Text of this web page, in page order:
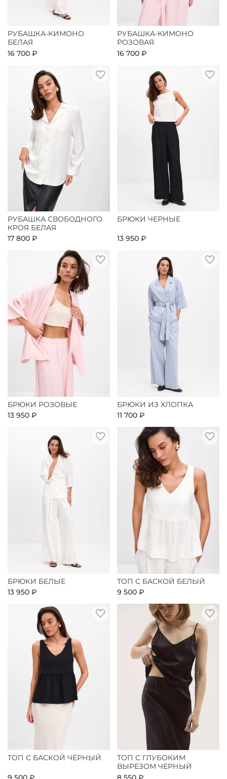
РУБАШКА-КИМОНО
БЕЛАЯ
16 700 ₽
РУБАШКА-КИМОНО
РОЗОВАЯ
16 700 ₽
РУБАШКА СВОБОДНОГО
КРОЯ БЕЛАЯ
17 800 ₽
БРЮКИ ЧЕРНЫЕ
13 950 ₽
БРЮКИ РОЗОВЫЕ
13 950 ₽
БРЮКИ ИЗ ХЛОПКА
11 700 ₽
БРЮКИ БЕЛЫЕ
13 950 ₽
ТОП С БАСКОЙ БЕЛЫЙ
9 500 ₽
ТОП С БАСКОЙ ЧЕРНЫЙ
ТОП С ГЛУБОКИМ
ВЫРЕЗОМ ЧЕРНЫЙ